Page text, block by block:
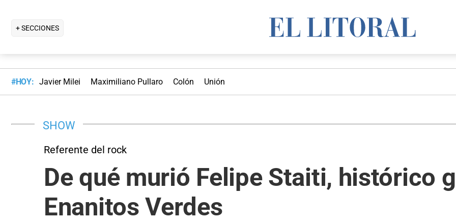
+ SECCIONES
#HOY: Javier Milei Maximiliano Pullaro Colón Unión
SHOW
Referente del rock
De qué murió Felipe Staiti, histórico
Enanitos Verdes